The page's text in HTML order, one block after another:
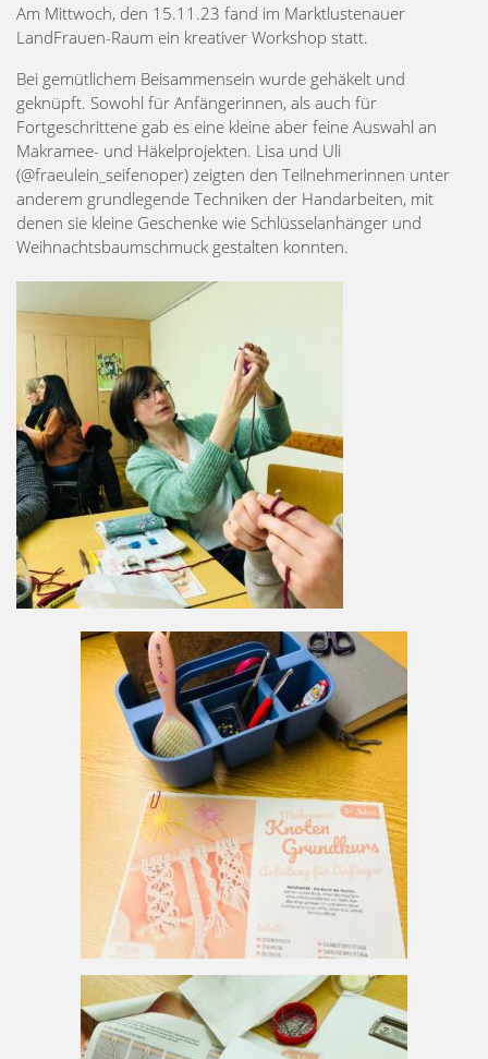
Am Mittwoch, den 15.11.23 fand im Marktlustenauer
LandFrauen-Raum ein kreativer Workshop statt.
Bei gemütlichem Beisammensein wurde gehäkelt und
geknüpft. Sowohl für Anfängerinnen, als auch für
Fortgeschrittene gab es eine kleine aber feine Auswahl an
Makramee- und Häkelprojekten. Lisa und Uli
(@fraeulein_seifenoper) zeigten den Teilnehmerinnen unter
anderem grundlegende Techniken der Handarbeiten, mit
denen sie kleine Geschenke wie Schlüsselanhänger und
Weihnachtsbaumschmuck gestalten konnten.